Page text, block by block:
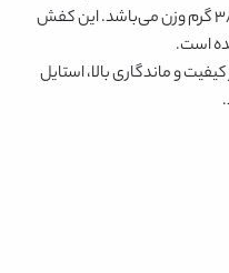
ضخامت لژ آن ۲ سانتی‌متر بوده و دارای ۳۸۰ گرم وزن می‌باشد. این کفش
و ماندگاری بالا، استایل